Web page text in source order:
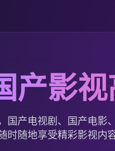
产影
国产电视剧、国产电影
时随地享受精彩影视内容